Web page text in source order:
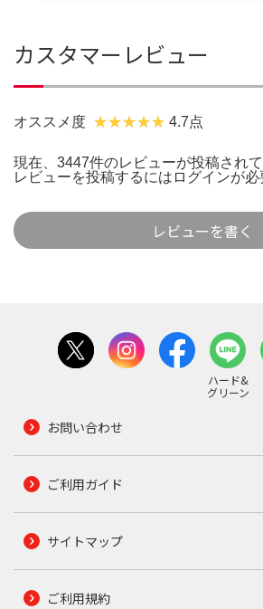
カスタマーレビュー
オススメ度 4.7点
現在、3447件のレビューが投稿されて
レビューを投稿するには ログインが必
レビューを書く
ハード&
グリーン
お問い合わせ
ご利用ガイド
サイトマップ
ご利用規約